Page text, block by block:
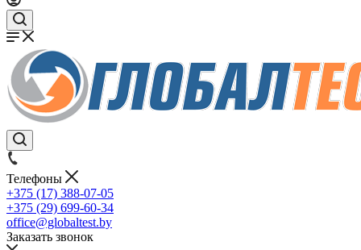
Телефоны
+375 (17) 388-07-05
+375 (29) 699-60-34
office@globaltest.by
Заказать звонок